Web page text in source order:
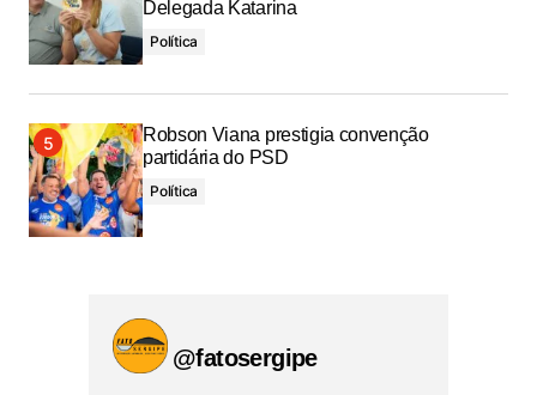
Delegada Katarina
Política
Robson Viana prestigia convenção
partidária do PSD
Política
@fatosergipe